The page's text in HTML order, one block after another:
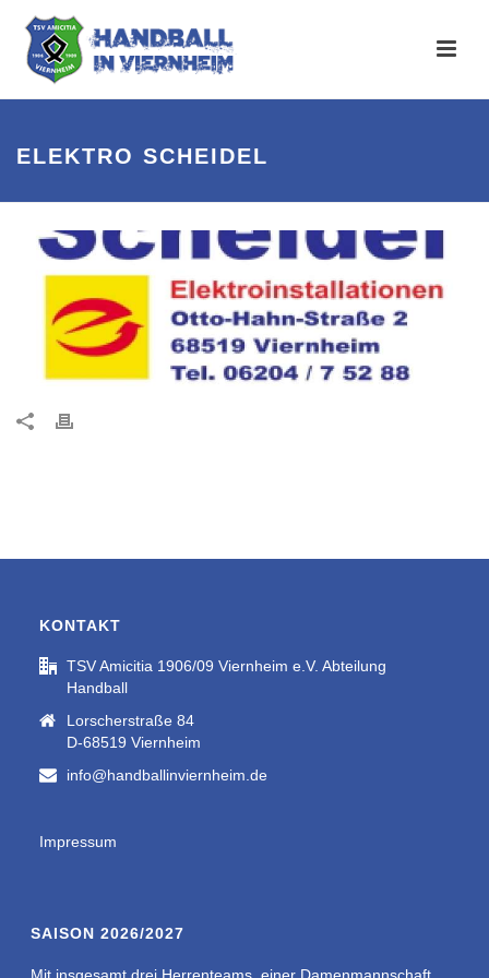
ELEKTRO SCHEIDEL
KONTAKT
TSV Amicitia 1906/09 Viernheim e.V. Abteilung
Handball
Lorscherstraße 84
D-68519 Viernheim
info@handballinviernheim.de
Impressum
SAISON 2026/2027